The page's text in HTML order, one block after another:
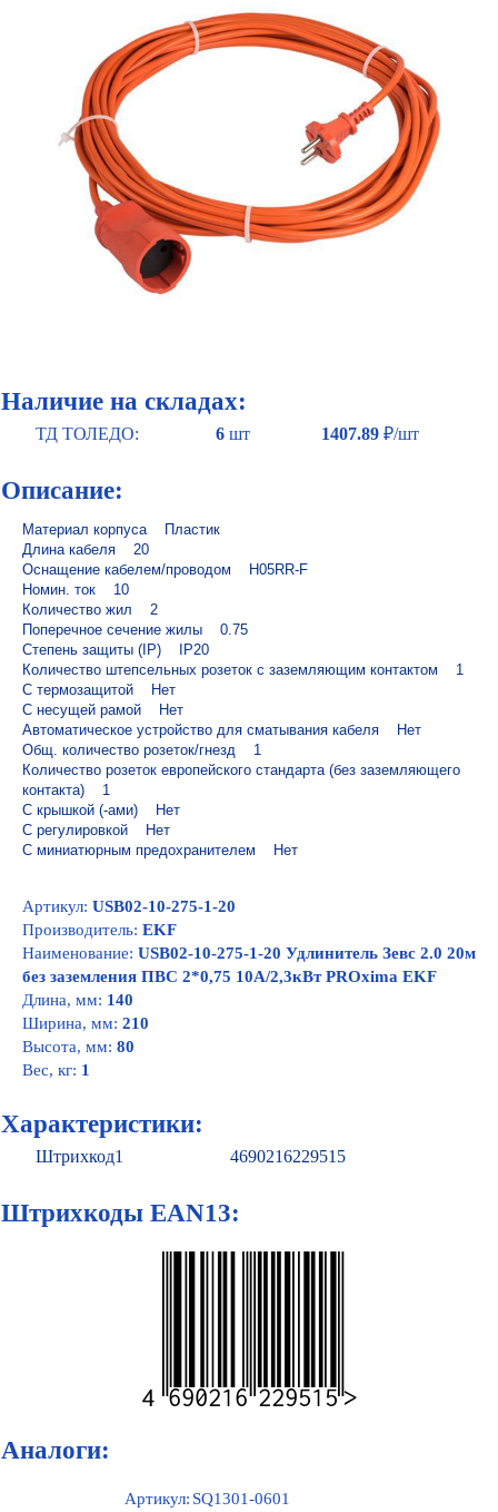
Наличие на складах:
ТД ТОЛЕДО: 6 шт 1407.89 ₽/шт
Описание:
Материал корпуса    Пластик
Длина кабеля    20
Оснащение кабелем/проводом    H05RR-F
Номин. ток    10
Количество жил    2
Поперечное сечение жилы    0.75
Степень защиты (IP)    IP20
Количество штепсельных розеток с заземляющим контактом    1
С термозащитой    Нет
С несущей рамой    Нет
Автоматическое устройство для сматывания кабеля    Нет
Общ. количество розеток/гнезд    1
Количество розеток европейского стандарта (без заземляющего
контакта)    1
С крышкой (-ами)    Нет
С регулировкой    Нет
С миниатюрным предохранителем    Нет
Артикул: USB02-10-275-1-20
Производитель: EKF
Наименование: USB02-10-275-1-20 Удлинитель Зевс 2.0 20м
без заземления ПВС 2*0,75 10А/2,3кВт PROxima EKF
Длина, мм: 140
Ширина, мм: 210
Высота, мм: 80
Вес, кг: 1
Характеристики:
Штрихкод1 4690216229515
Штрихкоды EAN13:
Аналоги:
Артикул: SQ1301-0601